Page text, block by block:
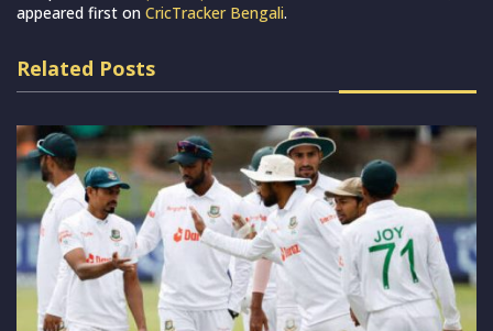
appeared first on CricTracker Bengali.
Related Posts